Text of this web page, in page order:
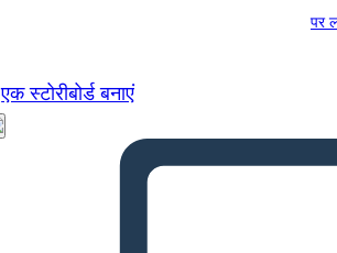
पर
एक स्टोरीबोर्ड बनाएं